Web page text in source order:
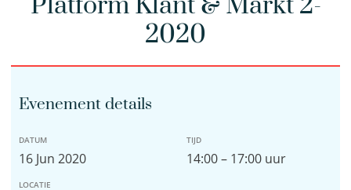
2020
Evenement details
DATUM
16 Jun 2020
TIJD
14:00 – 17:00 uur
LOCATIE